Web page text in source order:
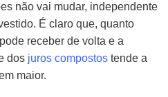
não vai mudar, independente
É claro que, quanto
receber de volta e a
dos juros compostos tende a
maior.